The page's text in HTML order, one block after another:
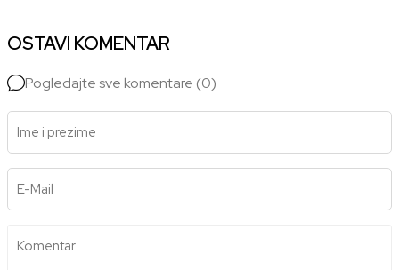
OSTAVI KOMENTAR
Pogledajte sve komentare (0)
Ime i prezime
E-Mail
Komentar